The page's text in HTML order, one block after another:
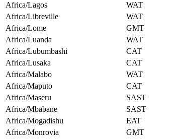
Africa/Lagos
WAT
Africa/Libreville
WAT
Africa/Lome
GMT
Africa/Luanda
WAT
Africa/Lubumbashi
CAT
Africa/Lusaka
CAT
Africa/Malabo
WAT
Africa/Maputo
CAT
Africa/Maseru
SAST
Africa/Mbabane
SAST
Africa/Mogadishu
EAT
Africa/Monrovia
GMT